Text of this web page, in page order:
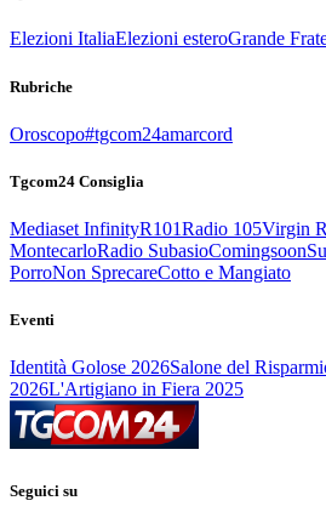
Elezioni ItaliaElezioni esteroGrande
Rubriche
Oroscopo#tgcom24amarcord
Tgcom24 Consiglia
Mediaset InfinityR101Radio 105Virgin
MontecarloRadio SubasioComingsoon
PorroNon SprecareCotto e Mangiato
Eventi
Identità Golose 2026Salone del
2026L'Artigiano in Fiera 2025
Seguici su